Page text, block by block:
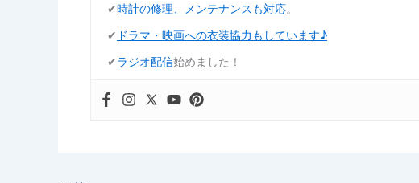
✔︎時計の修理、メンテナンスも対応。
✔︎ ドラマ・映画への衣装協力もしています♪
✔︎ラジオ配信始めました！